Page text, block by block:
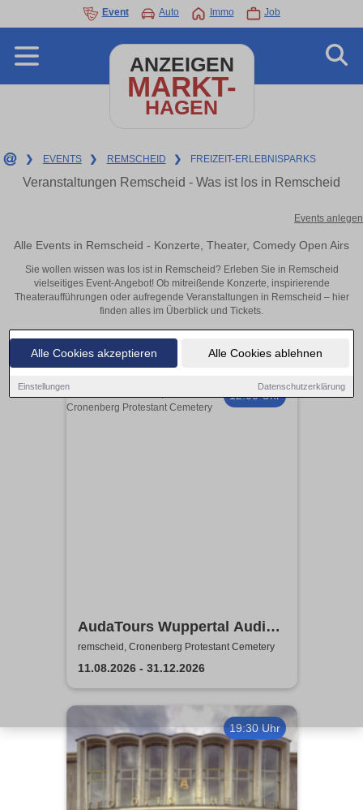
Alle Cookies akzeptieren Alle Cookies ablehnen
Einstellungen Datenschutzerklärung
Event Auto Immo Job
ANZEIGEN
MARKT-
HAGEN
❯ EVENTS ❯ REMSCHEID ❯ FREIZEIT-ERLEBNISPARKS
Veranstaltungen Remscheid - Was ist los in Remscheid
Events anlegen
Alle Events in Remscheid - Konzerte, Theater, Comedy Open Airs
Sie wollen wissen was los ist in Remscheid? Erleben Sie in Remscheid
vielseitiges Event-Angebot! Ob mitreißende Konzerte, inspirierende
Theateraufführungen oder aufregende Veranstaltungen in Remscheid – hier
finden alles im Überblick und Tickets.
12:00 Uhr
AudaTours Wuppertal Audio-
Tour: Cronenberger
Chroniken – Industrie, Glaube
und Erbe
remscheid, Cronenberg Protestant Cemetery
11.08.2026 - 31.12.2026
19:30 Uhr